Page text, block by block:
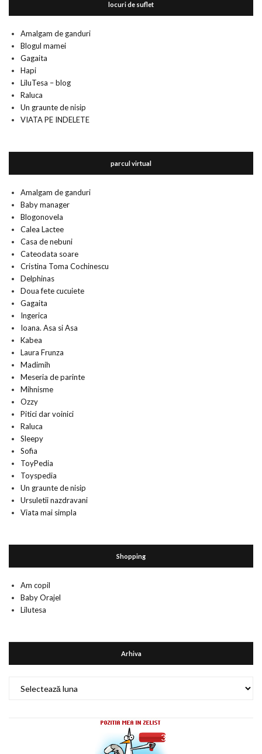
locuri de suflet
Amalgam de ganduri
Blogul mamei
Gagaita
Hapi
LiluTesa – blog
Raluca
Un graunte de nisip
VIATA PE INDELETE
parcul virtual
Amalgam de ganduri
Baby manager
Blogonovela
Calea Lactee
Casa de nebuni
Cateodata soare
Cristina Toma Cochinescu
Delphinas
Doua fete cucuiete
Gagaita
Ingerica
Ioana. Asa si Asa
Kabea
Laura Frunza
Madimih
Meseria de parinte
Mihnisme
Ozzy
Pitici dar voinici
Raluca
Sleepy
Sofia
ToyPedia
Toyspedia
Un graunte de nisip
Ursuletii nazdravani
Viata mai simpla
Shopping
Am copil
Baby Orajel
Lilutesa
Arhiva